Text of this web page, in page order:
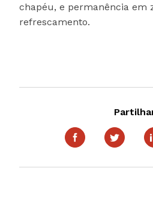
chapéu, e permanência em
refrescamento.